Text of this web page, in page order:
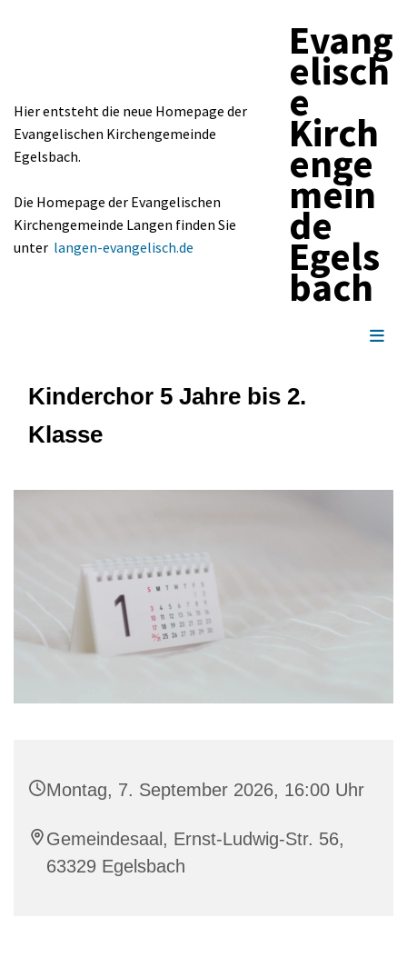
Hier entsteht die neue Homepage der
Evangelischen Kirchengemeinde
Egelsbach.
Die Homepage der Evangelischen
Kirchengemeinde Langen finden Sie
unter langen-evangelisch.de
Evang
elisch
e
Kirch
enge
mein
de
Egels
bach
Kinderchor 5 Jahre bis 2.
Klasse
Montag, 7. September 2026, 16:00 Uhr
Gemeindesaal, Ernst-Ludwig-Str. 56,
63329 Egelsbach